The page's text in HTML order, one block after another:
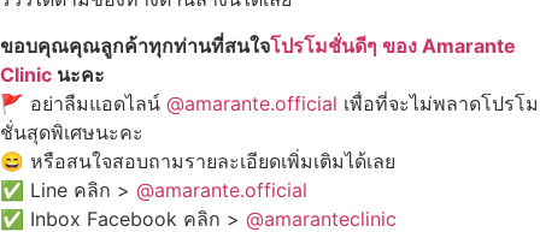
ขอบคุณคุณลูกค้าทุกท่านที่สนใจโปรโมชั่นดีๆ ของ Amarante
Clinic นะคะ
🚩 อย่าลืมแอดไลน์ @amarante.official เพื่อที่จะไม่พลาดโปรโม
ชั่นสุดพิเศษนะคะ
😄 หรือสนใจสอบถามรายละเอียดเพิ่มเติมได้เลย
✅ Line คลิก > @amarante.official
✅ Inbox Facebook คลิก > @amaranteclinic